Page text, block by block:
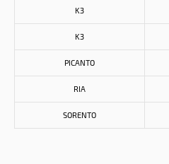
K3
K3
PICANTO
RIA
SORENTO